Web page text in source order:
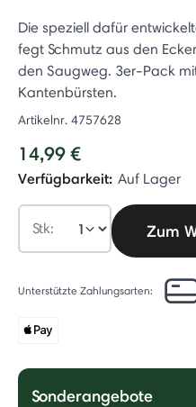
Die speziell dafür
fegt Schmutz aus den
den Saugweg. 3er-Pack
Kantenbürsten.
Artikelnr. 4757628
14,99 €
Verfügbarkeit: Auf Lager
Stk: Zum
Unterstützte Zahlungsarten:
Sonderangebote